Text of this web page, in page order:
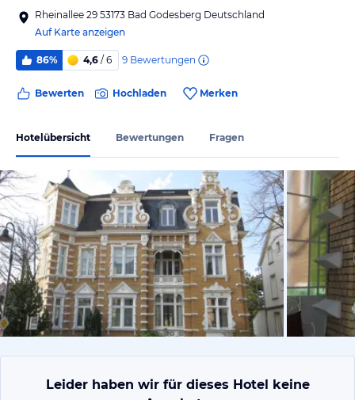
Rheinallee 29 53173 Bad Godesberg Deutschland
Auf Karte anzeigen
86% 4,6 / 6 9 Bewertungen
Bewerten Hochladen Merken
Hotelübersicht Bewertungen Fragen
von
Leider haben wir für dieses Hotel keine